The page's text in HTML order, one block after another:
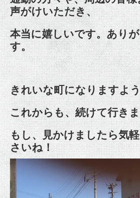
声がけいただき、
本当に嬉しいです。あり
す。
きれいな町になりますよ
これからも、続けて行きま
もし、見かけましたら気
さいね！